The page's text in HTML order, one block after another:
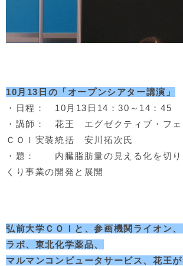
10月13日の「オープンシアター講演」
・日程： 10月13日14：30～14：45
・講師： 花王 エグゼクティブ・フ
ＣＯＩ実装統括 安川拓次氏
・題： 内臓脂肪量の見える化を切り
くり事業の開発と展開
弘前大学ＣＯＩと、参画機関ライオン、
ラボ、 東北化学薬品、
マルマンコンピュータサービス、花王が